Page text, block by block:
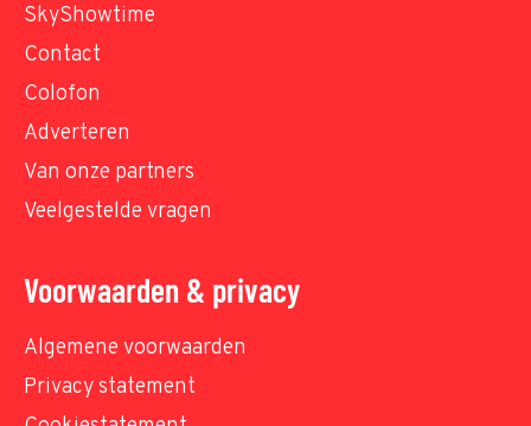
SkyShowtime
Contact
Colofon
Adverteren
Van onze partners
Veelgestelde vragen
Voorwaarden & privacy
Algemene voorwaarden
Privacy statement